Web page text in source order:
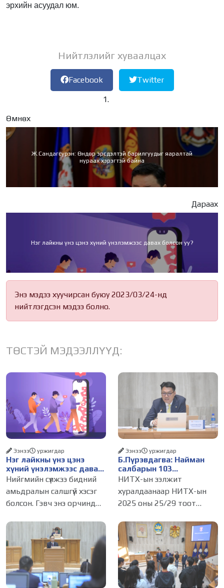
эрхийн асуудал юм.
Нийтлэлийг хуваалцах
Facebook Twitter
Өмнөх
Ж.Сандагсүрэн: Өндөр эрсдэлтэй барилгуудыг яаралтай
нураах хэрэгтэй байна
Дараах
Нэг лайкны үнэ цэнэ хүний үнэлэмжээс давах болсон уу?
Энэ мэдээ хуучирсан буюу 2023/03/24-нд
нийтлэгдсэн мэдээ болно.
ТӨСТЭЙ МЭДЭЭЛЛҮҮД:
Нэг лайкны үнэ цэнэ
хүний үнэлэмжээс давах
болсон уу?
Ээнээ уржигдар
Нийгмийн сүлжээ бидний
амьдралын салшгүй хэсэг
болсон. Гэвч энэ орчинд
тэр ч байтугай хүний үнэ
цэнийг хүртэл лайк, шэйр,
дагагчийн тоогоор
хэмжих хандлага газар
авч
Б.Пүрэвдагва: Найман
салбарын 103
үйлчилгээний
бүртгэлийг цуцалснаар
бизнес эрхлэхэд таатай
нөхцөл бүрдэнэ
Ээнээ уржигдар
НИТХ-ын ээлжит
хуралдаанаар НИТХ-ын
2025 оны 25/29 тоот
журмын зарим хэсгийг
хүчингүй болгож,
зөвшөөрлийн шинжтэй
103 бүртгэлээс нийслэлийн
бизнес эрхлэгчдийг